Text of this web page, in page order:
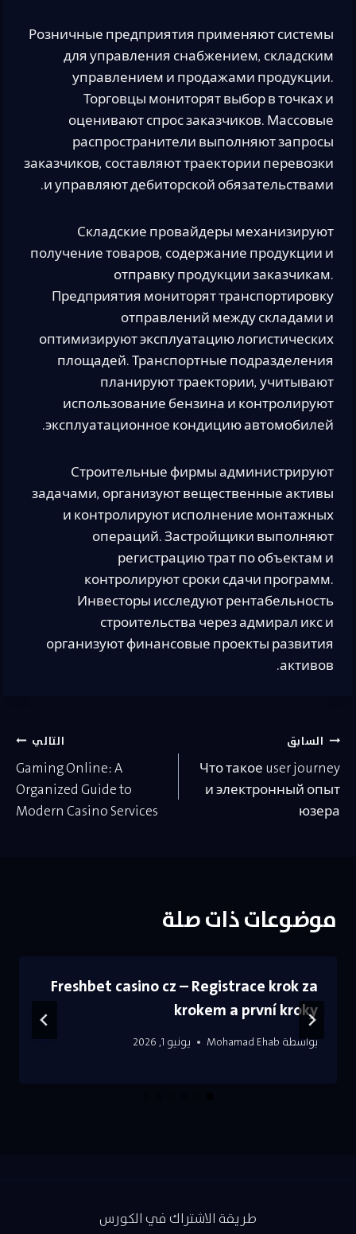
Розничные предприятия применяют системы
для управления снабжением, складским
управлением и продажами продукции.
Торговцы мониторят выбор в точках и
оценивают спрос заказчиков. Массовые
распространители выполняют запросы
заказчиков, составляют траектории перевозки
и управляют дебиторской обязательствами.
Складские провайдеры механизируют
получение товаров, содержание продукции и
отправку продукции заказчикам.
Предприятия мониторят транспортировку
отправлений между складами и
оптимизируют эксплуатацию логистических
площадей. Транспортные подразделения
планируют траектории, учитывают
использование бензина и контролируют
эксплуатационное кондицию автомобилей.
Строительные фирмы администрируют
задачами, организуют вещественные активы
и контролируют исполнение монтажных
операций. Застройщики выполняют
регистрацию трат по объектам и
контролируют сроки сдачи программ.
Инвесторы исследуют рентабельность
строительства через адмирал икс и
организуют финансовые проекты развития
активов.
تصفّح
المقالات
السابق
Что такое user journey
и электронный опыт
юзера
التالي
Gaming Online: A
Organized Guide to
Modern Casino Services
موضوعات ذات صلة
Freshbet casino cz – Registrace krok za
krokem a první kroky
بواسطة Mohamad Ehab يونيو 1, 2026
طريقة الاشتراك في الكورس